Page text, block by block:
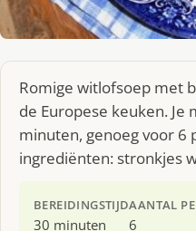
Romige witlofsoep met
de Europese keuken. Je
minuten, genoeg voor 6
ingrediënten: stronkjes
BEREIDINGSTIJD
30 minuten
AANTAL
6